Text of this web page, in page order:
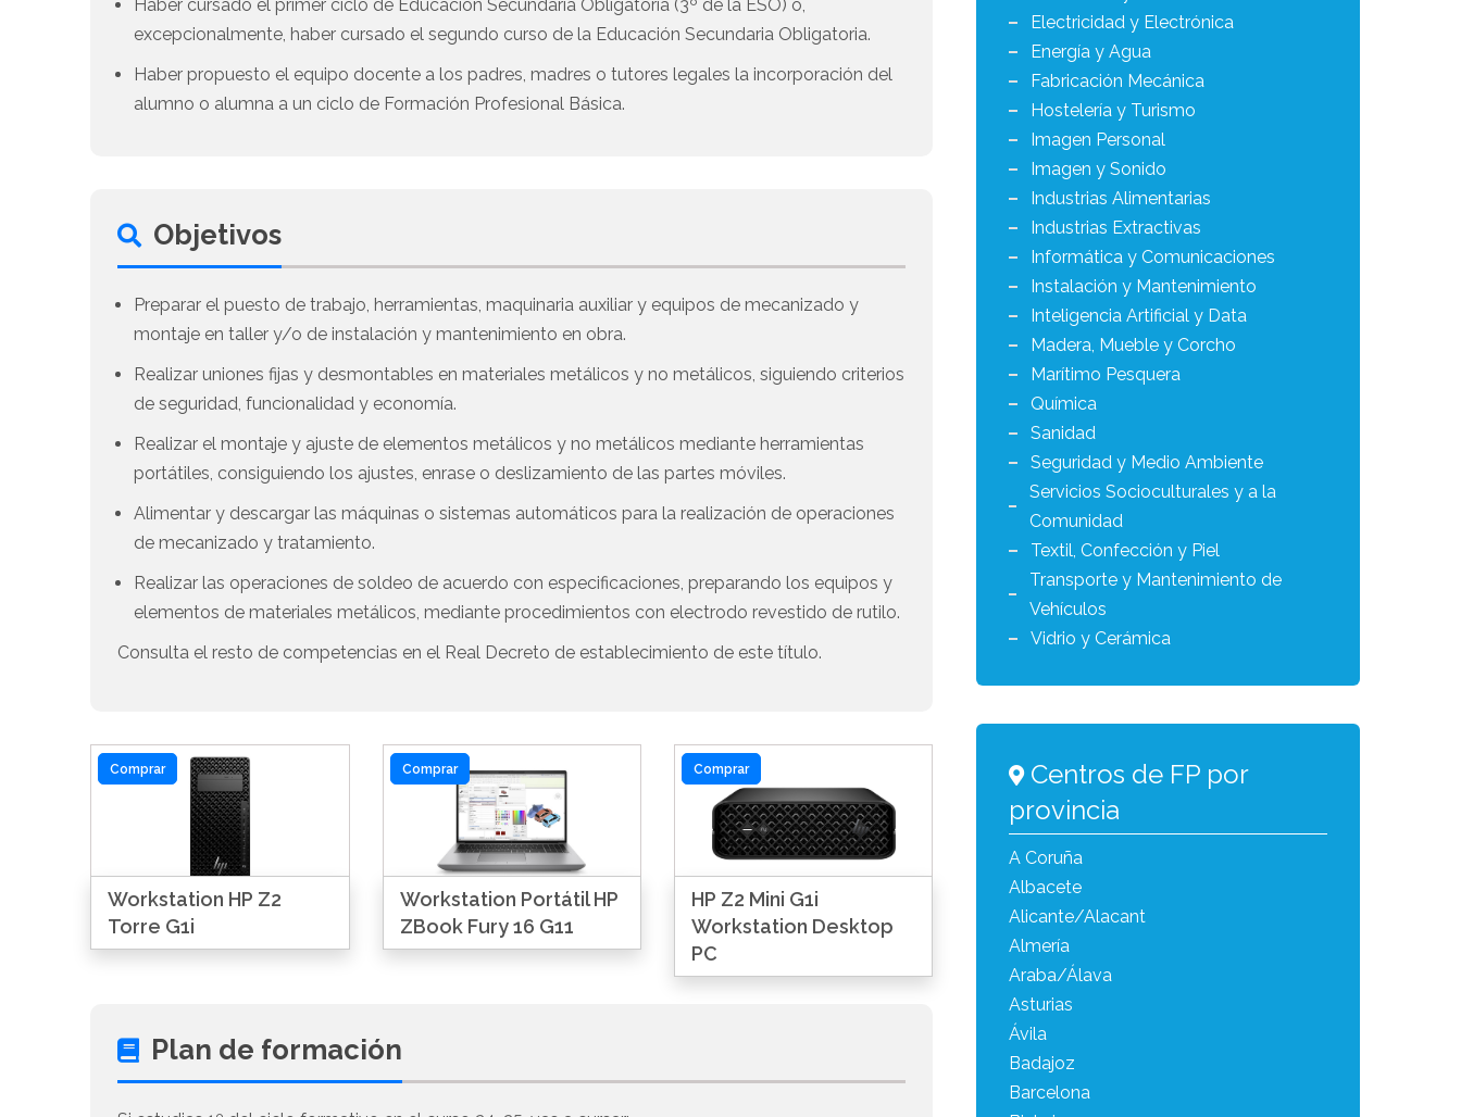
Haber cursado el primer ciclo de Educación Secundaria Obligatoria (3º de la ESO) o,
excepcionalmente, haber cursado el segundo curso de la Educación Secundaria Obligatoria.
Haber propuesto el equipo docente a los padres, madres o tutores legales la incorporación del
alumno o alumna a un ciclo de Formación Profesional Básica.
Objetivos
Preparar el puesto de trabajo, herramientas, maquinaria auxiliar y equipos de mecanizado y
montaje en taller y/o de instalación y mantenimiento en obra.
Realizar uniones fijas y desmontables en materiales metálicos y no metálicos, siguiendo criterios
de seguridad, funcionalidad y economía.
Realizar el montaje y ajuste de elementos metálicos y no metálicos mediante herramientas
portátiles, consiguiendo los ajustes, enrase o deslizamiento de las partes móviles.
Alimentar y descargar las máquinas o sistemas automáticos para la realización de operaciones
de mecanizado y tratamiento.
Realizar las operaciones de soldeo de acuerdo con especificaciones, preparando los equipos y
elementos de materiales metálicos, mediante procedimientos con electrodo revestido de rutilo.
Consulta el resto de competencias en el Real Decreto de establecimiento de este título.
Comprar
Workstation HP Z2
Torre G1i
Comprar
Workstation Portátil HP
ZBook Fury 16 G11
Comprar
HP Z2 Mini G1i
Workstation Desktop
PC
Plan de formación
Electricidad y Electrónica
Energía y Agua
Fabricación Mecánica
Hostelería y Turismo
Imagen Personal
Imagen y Sonido
Industrias Alimentarias
Industrias Extractivas
Informática y Comunicaciones
Instalación y Mantenimiento
Inteligencia Artificial y Data
Madera, Mueble y Corcho
Marítimo Pesquera
Química
Sanidad
Seguridad y Medio Ambiente
Servicios Socioculturales y a la
Comunidad
Textil, Confección y Piel
Transporte y Mantenimiento de
Vehículos
Vidrio y Cerámica
Centros de FP por
provincia
A Coruña
Albacete
Alicante/Alacant
Almería
Araba/Álava
Asturias
Ávila
Badajoz
Barcelona